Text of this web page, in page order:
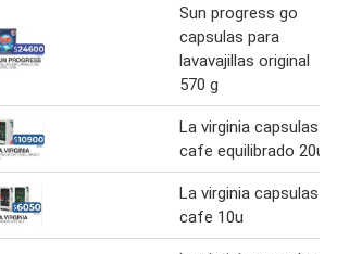
Sun progress go
capsulas para
lavavajillas original
570 g
La virginia capsulas
cafe equilibrado 20u
La virginia capsulas
cafe 10u